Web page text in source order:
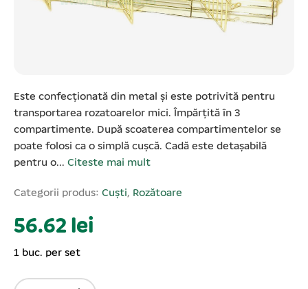
Este confecționată din metal și este potrivită pentru
transportarea rozatoarelor mici. Împărțită în 3
compartimente. După scoaterea compartimentelor se
poate folosi ca o simplă cușcă. Cadă este detașabilă
pentru o... Citeste mai mult
Categorii produs: Cuști, Rozătoare
56.62 lei
1 buc. per set